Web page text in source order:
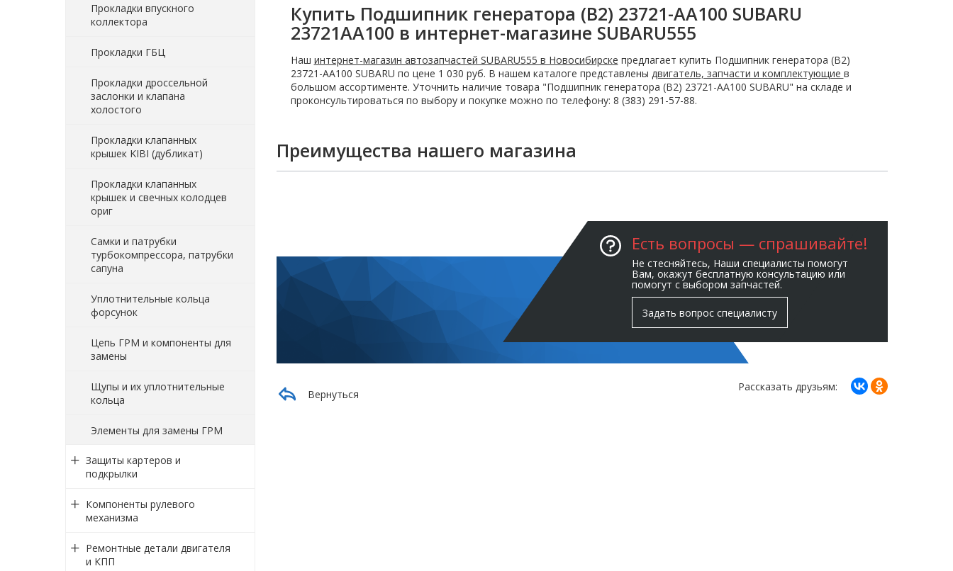
Прокладки впускного
коллектора
Прокладки ГБЦ
Прокладки дроссельной
заслонки и клапана
холостого
Прокладки клапанных
крышек KIBI (дубликат)
Прокладки клапанных
крышек и свечных колодцев
ориг
Самки и патрубки
турбокомпрессора, патрубки
сапуна
Уплотнительные кольца
форсунок
Цепь ГРМ и компоненты для
замены
Щупы и их уплотнительные
кольца
Элементы для замены ГРМ
Защиты картеров и
подкрылки
Компоненты рулевого
механизма
Ремонтные детали двигателя
и КПП
Купить Подшипник генератора (B2) 23721-AA100 SUBARU
23721AA100 в интернет-магазине SUBARU555
Наш интернет-магазин автозапчастей SUBARU555 в Новосибирске предлагает купить Подшипник генератора (B2)
23721-AA100 SUBARU по цене 1 030 руб. В нашем каталоге представлены двигатель, запчасти и комплектующие в
большом ассортименте. Уточнить наличие товара "Подшипник генератора (B2) 23721-AA100 SUBARU" на складе и
проконсультироваться по выбору и покупке можно по телефону: 8 (383) 291-57-88.
Преимущества нашего магазина
Есть вопросы — спрашивайте!
Не стесняйтесь, Наши специалисты помогут
Вам, окажут бесплатную консультацию или
помогут с выбором запчастей.
Задать вопрос специалисту
Вернуться
Рассказать друзьям: